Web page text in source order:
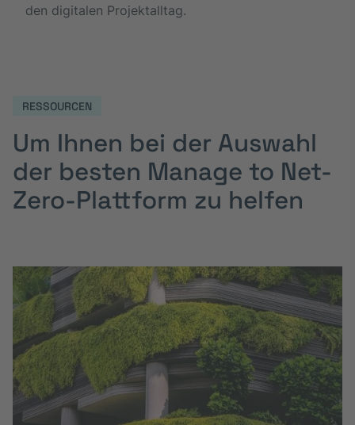
den digitalen Projektalltag.
RESSOURCEN
Um Ihnen bei der Auswahl
der besten Manage to Net-
Zero-Plattform zu helfen